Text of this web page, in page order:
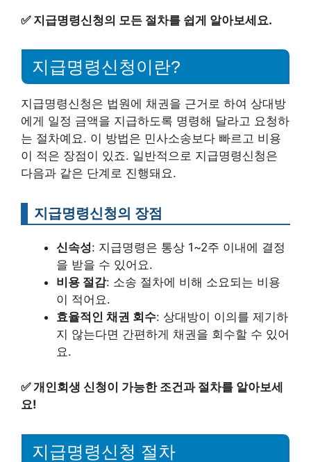
✅ 지급명령신청의 모든 절차를 쉽게 알아보세요.
지급명령신청이란?
지급명령신청은 법원에 채권을 근거로 하여 상대방
에게 일정 금액을 지급하도록 명령해 달라고 요청하
는 절차예요. 이 방법은 민사소송보다 빠르고 비용
이 적은 장점이 있죠. 일반적으로 지급명령신청은
다음과 같은 단계로 진행돼요.
지급명령신청의 장점
신속성: 지급명령은 통상 1~2주 이내에 결정
을 받을 수 있어요.
비용 절감: 소송 절차에 비해 소요되는 비용
이 적어요.
효율적인 채권 회수: 상대방이 이의를 제기하
지 않는다면 간편하게 채권을 회수할 수 있어
요.
✅개인회생 신청이 가능한 조건과 절차를 알아보세
요!
지급명령신청 절차